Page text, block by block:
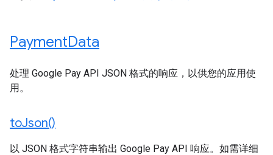
PaymentData
处理 Google Pay API JSON 格式的响应，以供您的应用使
用。
toJson()
以 JSON 格式字符串输出 Google Pay API 响应。如需详细